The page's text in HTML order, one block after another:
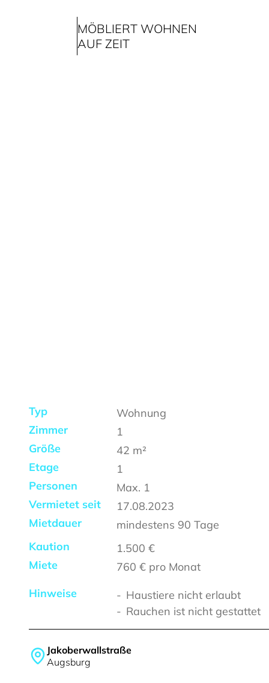
MÖBLIERT WOHNEN
AUF ZEIT
Jakoberwallstraße
Augsburg
Typ
Wohnung
Zimmer
1
Größe
42 m²
Etage
1
Personen
Max. 1
Vermietet seit
17.08.2023
Mietdauer
mindestens 90 Tage
Kaution
1.500 €
Miete
760 € pro Monat
Hinweise
Haustiere nicht erlaubt
Rauchen ist nicht gestattet